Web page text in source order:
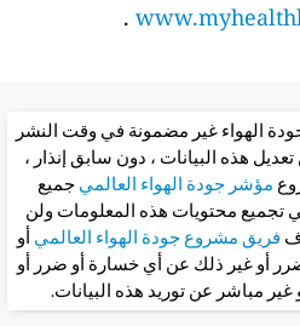
.
الهواء غير مضمونة في وقت النشر
هذه البيانات ، دون سابق إنذار ،
مؤشر جودة الهواء العالميجميع
تجميع محتويات هذه المعلومات ولن
فريق مشروع جودة الهواء العالميأو
أو غير ذلك عن أي خسارة أو ضرر أو
مباشر عن توريد هذه البيانات.